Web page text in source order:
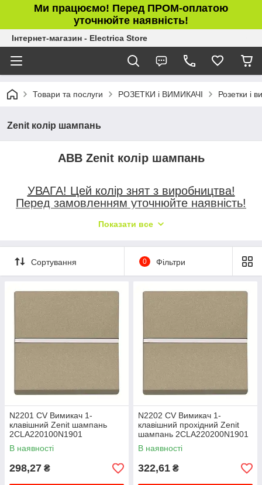
Ми працюємо! Перед ПРОМ-оплатою
уточнюйте наявність!
Інтернет-магазин - Electrica Store
Товари та послуги РОЗЕТКИ і ВИМИКАЧІ Розетки і
Zenit колір шампань
ABB Zenit колір шампань
УВАГА! Цей колір знят з виробництва!
Перед замовленням уточнюйте наявність!
Показати все
Сортування 0 Фільтри
N2201 CV Вимикач 1-
клавішний Zenit шампань
2CLA220100N1901
В наявності
298,27 ₴
N2202 CV Вимикач 1-
клавішний прохідний Zenit
шампань 2CLA220200N1901
В наявності
322,61 ₴